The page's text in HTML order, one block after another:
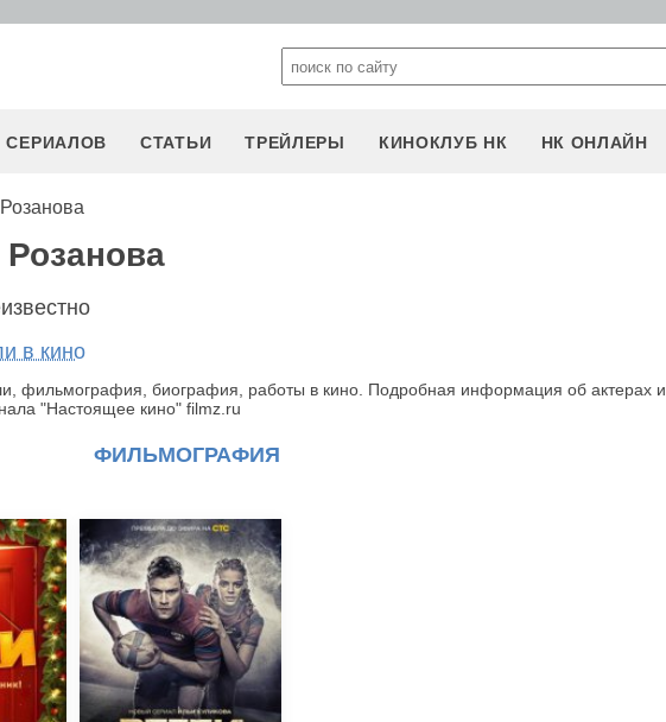
СТАТЬИ ТРЕЙЛЕРЫ КИНОКЛУБ НК НК ОНЛАЙН
в кино
фильмография, биография, работы в кино. Подробная информация об актерах и
"Настоящее кино" filmz.ru
ФИЛЬМОГРАФИЯ